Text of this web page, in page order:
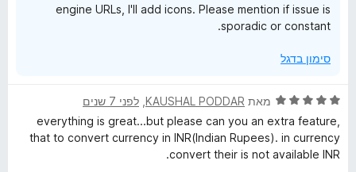
engine URLs, I'll add icons. Please mention if issue is
sporadic or constant.
סימון בדגל
ד
ר
ו
מאת KAUSHAL PODDAR לפני 7 שנים
everything is great...but please can you an extra feature,
that to convert currency in INR(Indian Rupees). in currency
convert their is not available INR.